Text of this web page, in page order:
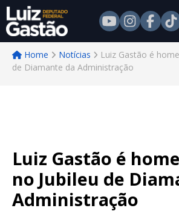
Home Notícias
Luiz Gastão é
de Diamante da Administração
Luiz Gastão é
no Jubileu de
Administração